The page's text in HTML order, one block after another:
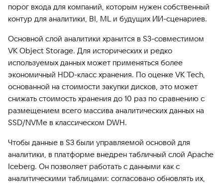
порог входа для компаний, которым нужен собственный
контур для аналитики, BI, ML и будущих ИИ-сценариев.
Основной слой аналитики хранится в S3-совместимом
VK Object Storage. Для исторических и редко
используемых данных может применяться более
экономичный HDD-класс хранения. По оценке VK Tech,
основанной на стоимости закупки дисков, это может
снижать стоимость хранения до 10 раз по сравнению с
размещением всего массива аналитических данных на
SSD/NVMe в классическом DWH.
Чтобы данные в S3 были управляемой основой для
аналитики, в платформе внедрен табличный слой Apache
Iceberg. Он позволяет работать с данными как с
аналитическими таблицами: согласовано обновлять их,